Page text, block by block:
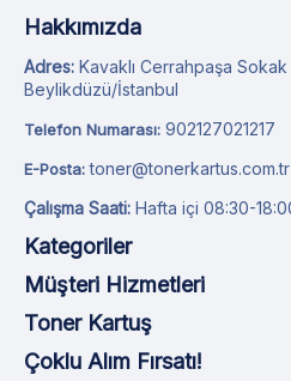
Hakkımızda
Adres: Kavaklı Cerrahpaşa
Beylikdüzü/İstanbul
Telefon Numarası: 902127021217
E-Posta: toner@tonerkartus.com.tr
Çalışma Saati: Hafta içi 08:30-
Kategoriler
Müşteri Hizmetleri
Toner Kartuş
Çoklu Alım Fırsatı!